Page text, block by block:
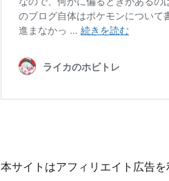
本サイトはアフィリエイト広告を